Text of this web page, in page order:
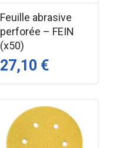
Feuille abrasive
perforée – FEIN
(x50)
27,10 €